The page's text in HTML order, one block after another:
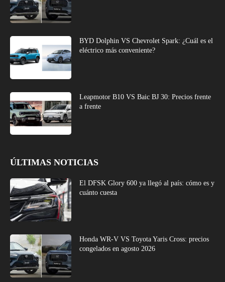
BYD Dolphin VS Chevrolet Spark: ¿Cuál es el
eléctrico más conveniente?
Leapmotor B10 VS Baic BJ 30: Precios frente
a frente
ÚLTIMAS NOTICIAS
El DFSK Glory 600 ya llegó al país: cómo es y
cuánto cuesta
Honda WR-V VS Toyota Yaris Cross: precios
congelados en agosto 2026